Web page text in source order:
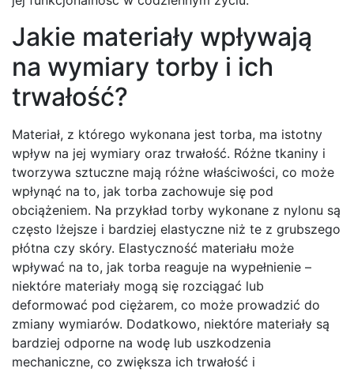
Jakie materiały wpływają
na wymiary torby i ich
trwałość?
Materiał, z którego wykonana jest torba, ma istotny
wpływ na jej wymiary oraz trwałość. Różne tkaniny i
tworzywa sztuczne mają różne właściwości, co może
wpłynąć na to, jak torba zachowuje się pod
obciążeniem. Na przykład torby wykonane z nylonu są
często lżejsze i bardziej elastyczne niż te z grubszego
płótna czy skóry. Elastyczność materiału może
wpływać na to, jak torba reaguje na wypełnienie –
niektóre materiały mogą się rozciągać lub
deformować pod ciężarem, co może prowadzić do
zmiany wymiarów. Dodatkowo, niektóre materiały są
bardziej odporne na wodę lub uszkodzenia
mechaniczne, co zwiększa ich trwałość i